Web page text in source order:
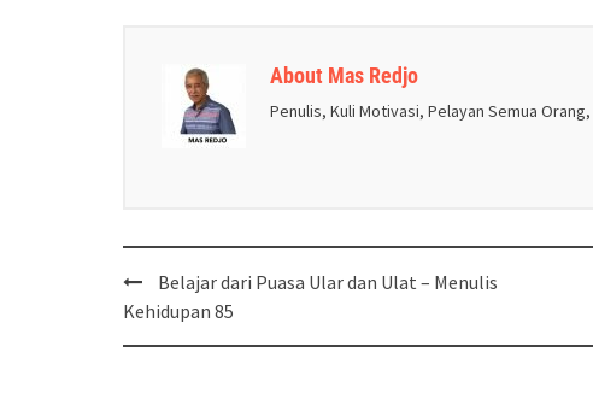
About Mas Redjo
Penulis, Kuli Motivasi, Pelayan Semua
Post
navigation
Belajar dari Puasa Ular dan Ulat – Menulis
Kehidupan 85